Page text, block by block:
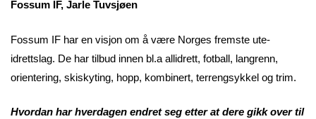
Fossum IF, Jarle Tuvsjøen
Fossum IF har en visjon om å være Norges fremste ute-
idrettslag. De har tilbud innen bl.a allidrett, fotball, langrenn,
orientering, skiskyting, hopp, kombinert, terrengsykkel og trim.
Hvordan har hverdagen endret seg etter at dere gikk over til